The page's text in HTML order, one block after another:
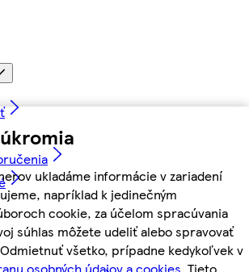
ukladáme informácie v zariadení
napríklad k jedinečným
cookie, za účelom spracúvania
súhlas môžete udeliť alebo spravovať
všetko, prípadne kedykoľvek v
osobných údajov a cookies. Tieto